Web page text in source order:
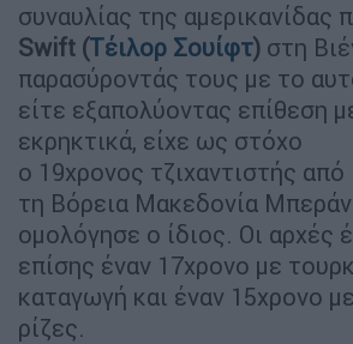
συναυλίας της αμερικανίδας
Swift (Τέιλορ Σουίφτ) στη
παρασύροντάς τους με το
είτε εξαπολύοντας επίθεση
εκρηκτικά, είχε ως στόχο
ο 19χρονος τζιχαντιστής από
τη Βόρεια Μακεδονία
ομολόγησε ο ίδιος. Οι αρχές
επίσης έναν 17χρονο με
καταγωγή και έναν 15χρονο
ρίζες.